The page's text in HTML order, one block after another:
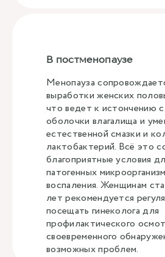
В постменопаузе
Менопауза
выработки женских
что ведет к истончению
оболочки влагалища и
естественной смазки и
лактобактерий. Всё это
благоприятные условия
патогенных
воспаления. Женщинам
лет рекомендуется
посещать гинеколога для
профилактического
своевременного
возможных проблем.